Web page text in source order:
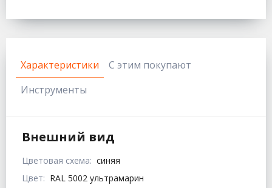
Характеристики
С этим покупают
Инструменты
Внешний вид
Цветовая схема: синяя
Цвет: RAL 5002 ультрамарин